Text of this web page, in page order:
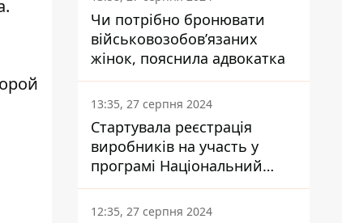
Чи потрібно бронювати
військовозобов’язаних
жінок, пояснила адвокатка
13:35, 27 серпня 2024
Стартувала реєстрація
виробників на участь у
програмі Національний
кешбек: як це зробити
через портал Дія
12:35, 27 серпня 2024